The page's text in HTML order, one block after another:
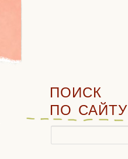
ПОИСК
ПО САЙТУ